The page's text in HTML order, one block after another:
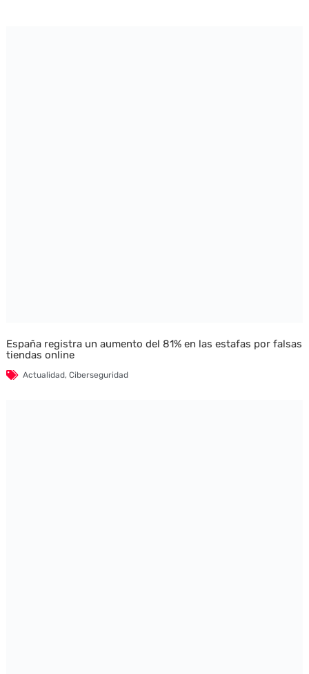
España registra un aumento del 81% en las estafas por falsas
tiendas online
Actualidad, Ciberseguridad